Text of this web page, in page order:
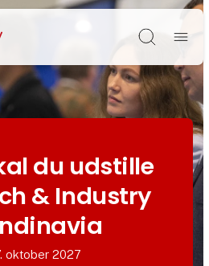
Søg
du udstille
& Industry
oktober 2027